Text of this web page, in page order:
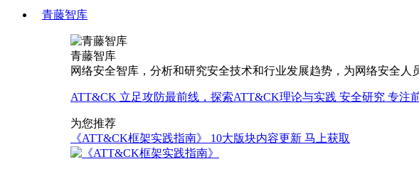
青藤智库
青藤智库
网络安全智库，分析和研究安全技术和行业发展趋势，为网络安全人
ATT&CK 立足攻防最前线，探索ATT&CK理论与实践 安全研究 专注
为您推荐
《ATT&CK框架实践指南》
10大版块内容更新 马上获取